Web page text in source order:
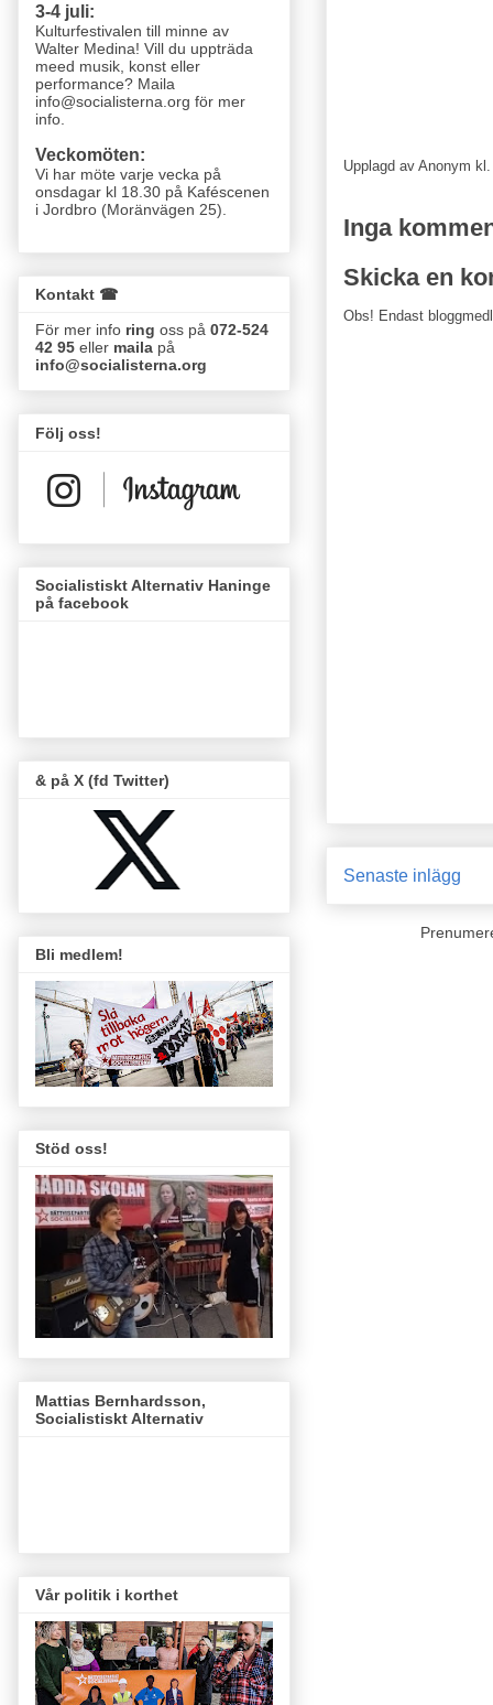
Upplagd av Anonym
Inga
Skicka en
Obs! Endast
Senaste inlägg
3-4 juli:
Kulturfestivalen till minne av
Walter Medina! Vill du uppträda
meed musik, konst eller
performance? Maila
info@socialisterna.org för mer
info.
Veckomöten:
Vi har möte varje vecka på
onsdagar kl 18.30 på Kaféscenen
i Jordbro (Moränvägen 25)
Kontakt ☎
För mer info ring oss på 072-524
42 95 eller maila på
info@socialisterna.org
Följ oss!
Socialistiskt Alternativ Haninge
på facebook
& på X (fd Twitter)
Bli medlem!
Stöd oss!
Mattias Bernhardsson,
Socialistiskt Alternativ
Vår politik i korthet